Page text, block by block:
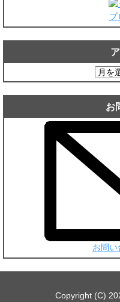
プ
ア
ー
カ
ブ
お
お問い
Copyright (C)